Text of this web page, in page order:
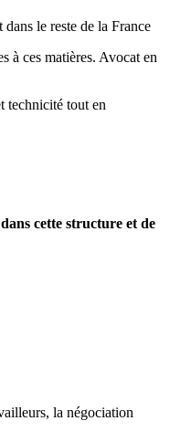
le reste de la France
à ces matières. Avocat en
technicité tout en
cette structure et de
la négociation